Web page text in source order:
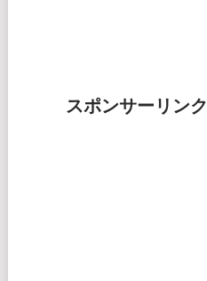
スポンサーリンク